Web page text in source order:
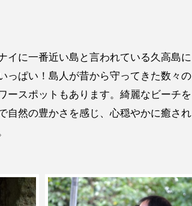
イに一番近い島と言われている久高島に
っぱい！島人が昔から守ってきた数々の
ースポットもあります。綺麗なビーチを
自然の豊かさを感じ、心穏やかに癒され